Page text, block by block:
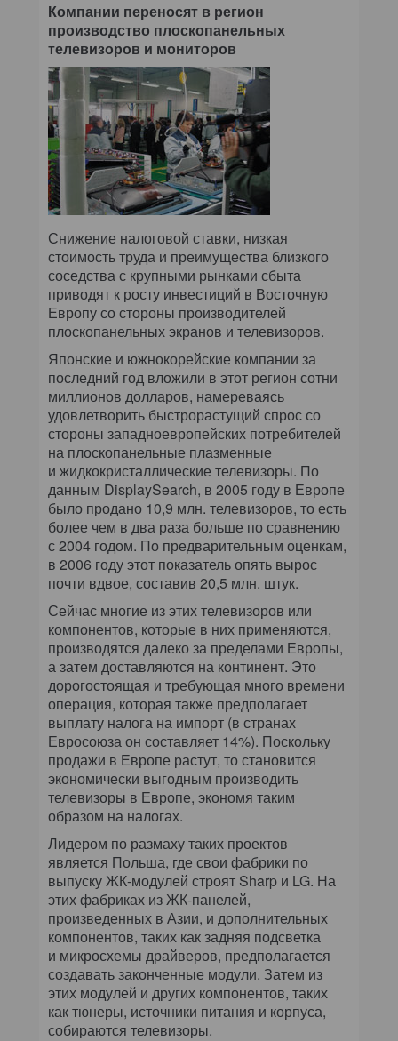
Компании переносят в регион
производство плоскопанельных
телевизоров и мониторов
Снижение налоговой ставки, низкая
стоимость труда и преимущества близкого
соседства с крупными рынками сбыта
приводят к росту инвестиций в Восточную
Европу со стороны производителей
плоскопанельных экранов и телевизоров.
Японские и южнокорейские компании за
последний год вложили в этот регион сотни
миллионов долларов, намереваясь
удовлетворить быстрорастущий спрос со
стороны западноевропейских потребителей
на плоскопанельные плазменные
и жидкокристаллические телевизоры. По
данным DisplaySearch, в 2005 году в Европе
было продано 10,9 млн. телевизоров, то есть
более чем в два раза больше по сравнению
с 2004 годом. По предварительным оценкам,
в 2006 году этот показатель опять вырос
почти вдвое, составив 20,5 млн. штук.
Сейчас многие из этих телевизоров или
компонентов, которые в них применяются,
производятся далеко за пределами Европы,
а затем доставляются на континент. Это
дорогостоящая и требующая много времени
операция, которая также предполагает
выплату налога на импорт (в странах
Евросоюза он составляет 14%). Поскольку
продажи в Европе растут, то становится
экономически выгодным производить
телевизоры в Европе, экономя таким
образом на налогах.
Лидером по размаху таких проектов
является Польша, где свои фабрики по
выпуску ЖК-модулей строят Sharp и LG. На
этих фабриках из ЖК-панелей,
произведенных в Азии, и дополнительных
компонентов, таких как задняя подсветка
и микросхемы драйверов, предполагается
создавать законченные модули. Затем из
этих модулей и других компонентов, таких
как тюнеры, источники питания и корпуса,
собираются телевизоры.